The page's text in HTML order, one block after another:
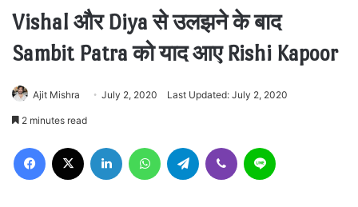
Vishal और Diya से उलझने के बाद
Sambit Patra को याद आए Rishi Kapoor
Ajit Mishra July 2, 2020 Last Updated: July 2, 2020
2 minutes read
Facebook LinkedIn WhatsAppTelegram Viber